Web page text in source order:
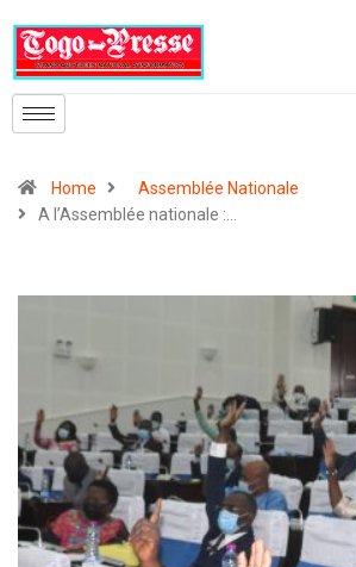
Home
Assemblée Nationale
A l’Assemblée nationale :…